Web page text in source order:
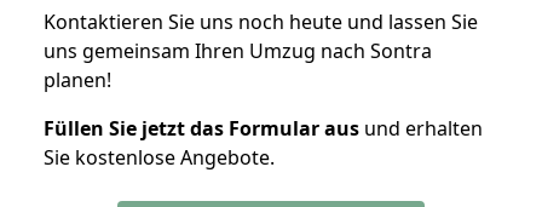
Kontaktieren Sie uns noch heute und lassen Sie
uns gemeinsam Ihren Umzug nach Sontra
planen!
Füllen Sie jetzt das Formular aus und erhalten
Sie kostenlose Angebote.